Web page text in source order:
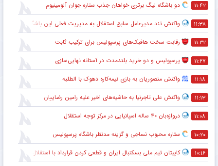
۱۱:۴۲ دو باشگاه لیگ برتری خواهان جذب ستاره جوان آلومینیوم
۱۱:۳۸ واکنش تند مدیرعامل سابق استقلال به مدیریت فعلی این باشگاه
۱۱:۳۲ رقابت سخت هافبک‌های پرسپولیس برای ترکیب ثابت
۱۱:۲۷ پرسپولیس و دو خرید بلندمدت در آستانه نهایی‌سازی
۱۱:۱۸ واکنش منصوریان به بازی نیمه‌کاره دهوک با الطلبه
۱۱:۱۳ واکنش علی تاجرنیا به حاشیه‌های اخیر علیه رامین رضاییان
۱۱:۰۸ دروازه‌بان ۴۰ ساله اسپانیایی در مرکز توجه استقلال
۱۰:۲۰ ستاره محبوب نساجی و گزینه مدنظر باشگاه پرسپولیس
۱۰:۱۶ کاپیتان تیم ملی بسکتبال ایران و قطعی کردن قرارداد با استقلال